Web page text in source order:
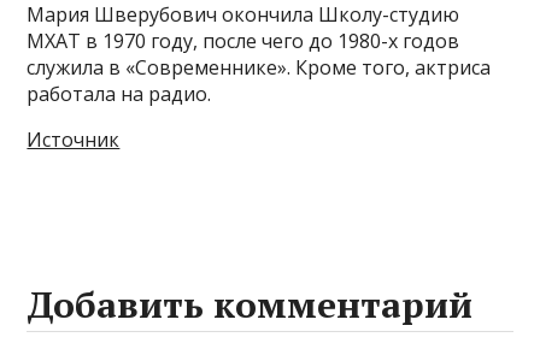
Мария Шверубович окончила Школу-студию
МХАТ в 1970 году, после чего до 1980-х годов
служила в «Современнике». Кроме того, актриса
работала на радио.
Источник
Добавить комментарий